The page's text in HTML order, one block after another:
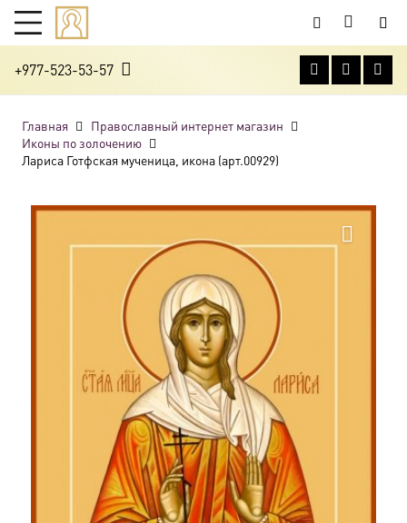
+977-523-53-57
Главная
Православный интернет магазин
Иконы по золочению
Лариса Готфская мученица, икона (арт.00929)